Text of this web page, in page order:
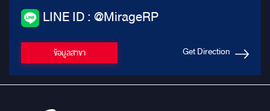
LINE ID : @MirageRP
ข้อมูลสาขา Get Direction